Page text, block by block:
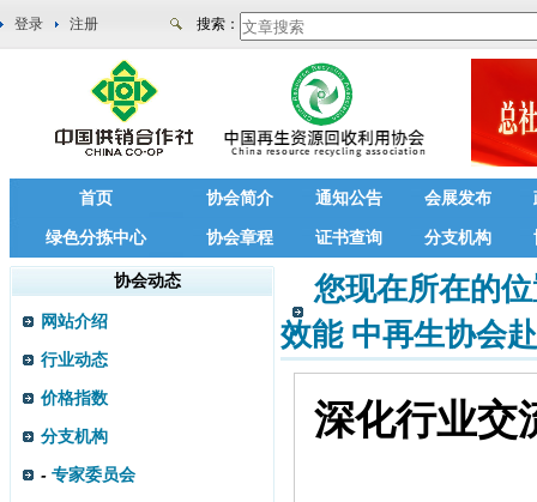
登录 注册 搜索：
首页 协会简介 通知公告 会展发布
绿色分拣中心 协会章程 证书查询 分支机构
协会动态
网站介绍
行业动态
价格指数
分支机构
- 专家委员会
您现在所在的
效能 中再生协会
深化行业交